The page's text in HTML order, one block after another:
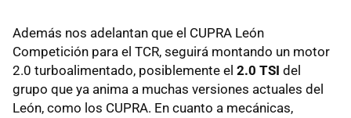
Además nos adelantan que el CUPRA León
Competición para el TCR, seguirá montando un motor
2.0 turboalimentado, posiblemente el 2.0 TSI del
grupo que ya anima a muchas versiones actuales del
León, como los CUPRA. En cuanto a mecánicas,